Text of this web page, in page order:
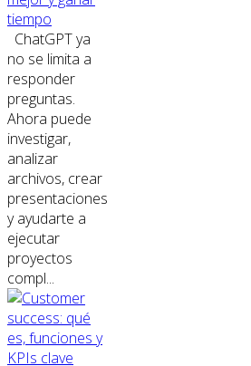
tiempo
ChatGPT ya
no se limita a
responder
preguntas.
Ahora puede
investigar,
analizar
archivos, crear
presentaciones
y ayudarte a
ejecutar
proyectos
compl...